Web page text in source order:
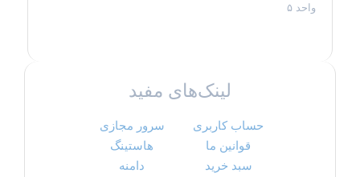
واحد ۵
لینک‌های مفید
حساب کاربری
قوانین ما
سبد خرید
سرور مجازی
هاستینگ
دامنه